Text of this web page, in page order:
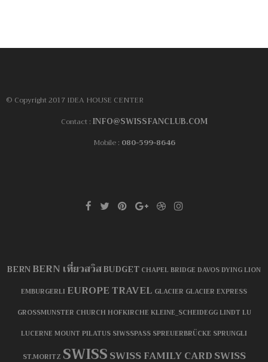
© Copyright 2017 IDEA HOUSE CENTER
Contact : INFO@SWISSFANCLUB.COM
Mobile : 080-599-8646
BERNBERN เที่ยวสวิสBUDGET CHAPEL BRIDGE DAVOSDYING LION
EMBURGERLI EUROPE TRAVEL GLACIER GLACIER EXPRESS
GROSSMUNSTER CHURCH HOFKIRCHE KLEINE_SCHEIDEGGLINDT LU
LUCERNE MOUNT PILATUS SIWSSPASS SPREUERBRÜCKE SPRUNGLI
ST.MORITZ SWISSSWISS FAMILY CARDSWISS